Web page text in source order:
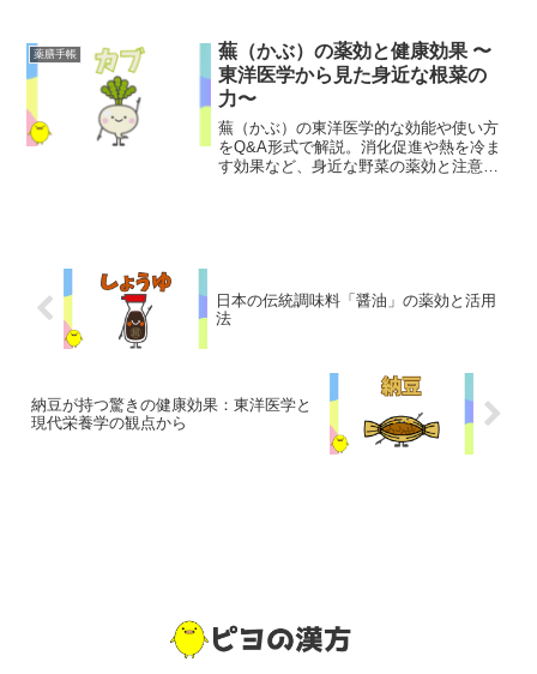
薬膳手帳
蕪（かぶ）の薬効と健康効果 〜
東洋医学から見た身近な根菜の
力〜
蕪（かぶ）の東洋医学的な効能や使い方
をQ&A形式で解説。消化促進や熱を冷ま
す効果など、身近な野菜の薬効と注意点
日本の伝統調味料「醤油」の薬効と活用
法
納豆が持つ驚きの健康効果：東洋医学と
現代栄養学の観点から